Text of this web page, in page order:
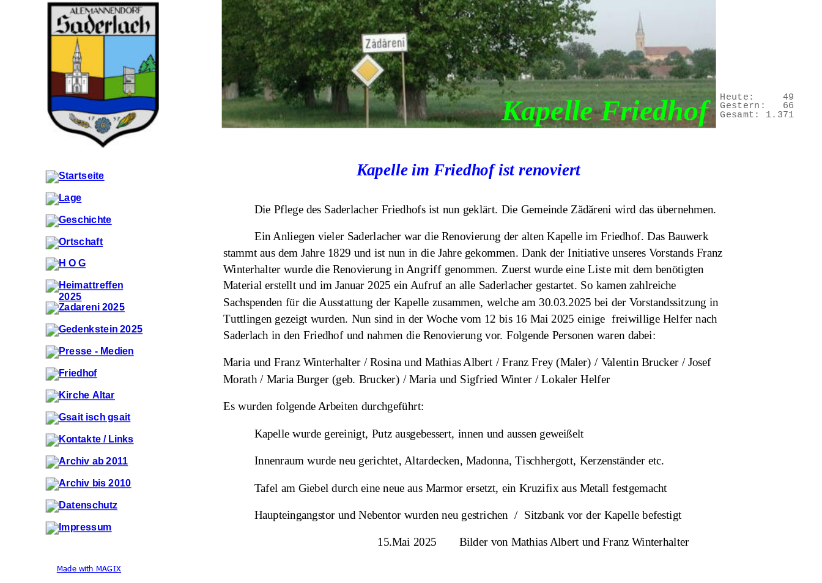
Heute:
49
Gestern:
66
Gesamt:
1.371
Made with MAGIX
Kapelle Friedhof
Kapelle im Friedhof ist renoviert
Die Pflege des Saderlacher Friedhofs ist nun geklärt. Die Gemeinde Zădăreni wird das übernehmen.
Ein Anliegen vieler Saderlacher war die Renovierung der alten Kapelle im Friedhof. Das Bauwerk
stammt aus dem Jahre 1829 und ist nun in die Jahre gekommen. Dank der Initiative unseres Vorstands Franz
Winterhalter wurde die Renovierung in Angriff genommen. Zuerst wurde eine Liste mit dem benötigten
Material erstellt und im Januar 2025 ein Aufruf an alle Saderlacher gestartet. So kamen zahlreiche
Sachspenden für die Ausstattung der Kapelle zusammen, welche am 30.03.2025 bei der Vorstandssitzung in
Tuttlingen gezeigt wurden. Nun sind in der Woche vom 12 bis 16 Mai 2025 einige  freiwillige Helfer nach
Saderlach in den Friedhof und nahmen die Renovierung vor. Folgende Personen waren dabei:
Maria und Franz Winterhalter / Rosina und Mathias Albert / Franz Frey (Maler) / Valentin Brucker / Josef
Morath / Maria Burger (geb. Brucker) / Maria und Sigfried Winter / Lokaler Helfer
Es wurden folgende Arbeiten durchgeführt:
Kapelle wurde gereinigt, Putz ausgebessert, innen und aussen geweißelt
Innenraum wurde neu gerichtet, Altardecken, Madonna, Tischhergott, Kerzenständer etc.
Tafel am Giebel durch eine neue aus Marmor ersetzt, ein Kruzifix aus Metall festgemacht
Haupteingangstor und Nebentor wurden neu gestrichen  /  Sitzbank vor der Kapelle befestigt
15.Mai 2025       Bilder von Mathias Albert und Franz Winterhalter